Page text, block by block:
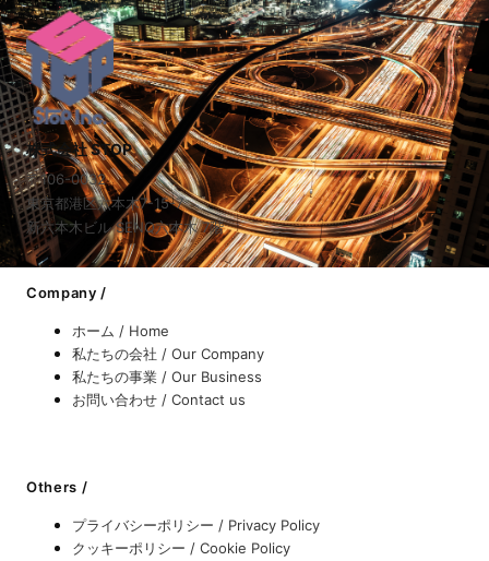
株式会社 STOP
〒106-0032
東京都港区六本木7-15-7
新六本木ビル SENQ六本木 7階
Company /
ホーム / Home
私たちの会社 / Our Company
私たちの事業 / Our Business
お問い合わせ / Contact us
Others /
プライバシーポリシー / Privacy Policy
クッキーポリシー / Cookie Policy